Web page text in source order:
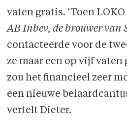
vaten gratis. ‘Toen
AB Inbev, de brouwer van
contacteerde voor de
ze maar een op vijf vaten
zou het financieel zeer
een nieuwe
vertelt Dieter.